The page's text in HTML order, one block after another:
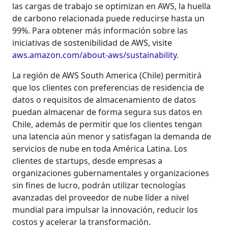
las cargas de trabajo se optimizan en AWS, la huella
de carbono relacionada puede reducirse hasta un
99%. Para obtener más información sobre las
iniciativas de sostenibilidad de AWS, visite
aws.amazon.com/about-aws/sustainability.
La región de AWS South America (Chile) permitirá
que los clientes con preferencias de residencia de
datos o requisitos de almacenamiento de datos
puedan almacenar de forma segura sus datos en
Chile, además de permitir que los clientes tengan
una latencia aún menor y satisfagan la demanda de
servicios de nube en toda América Latina. Los
clientes de startups, desde empresas a
organizaciones gubernamentales y organizaciones
sin fines de lucro, podrán utilizar tecnologías
avanzadas del proveedor de nube líder a nivel
mundial para impulsar la innovación, reducir los
costos y acelerar la transformación.